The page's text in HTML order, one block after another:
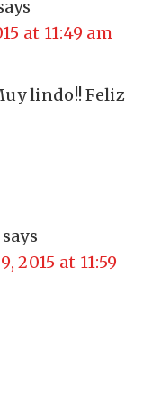
at 11:49 am
lindo!! Feliz
says
2015 at 11:59